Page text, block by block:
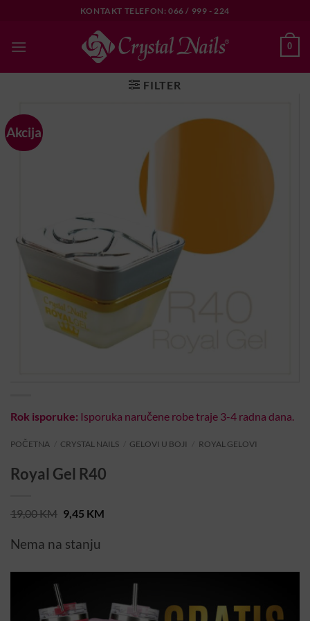
content
KONTAKT TELEFON: 066 / 999 - 224
0
FILTER
Akcija
Rok isporuke: Isporuka naručene robe traje 3-4 radna dana.
POČETNA CRYSTAL NAILS GELOVI U BOJI ROYAL GELOVI
Royal Gel R40
19,00KM Original
price
19,00 KM.
9,45 KMCurrent
Nema na stanju